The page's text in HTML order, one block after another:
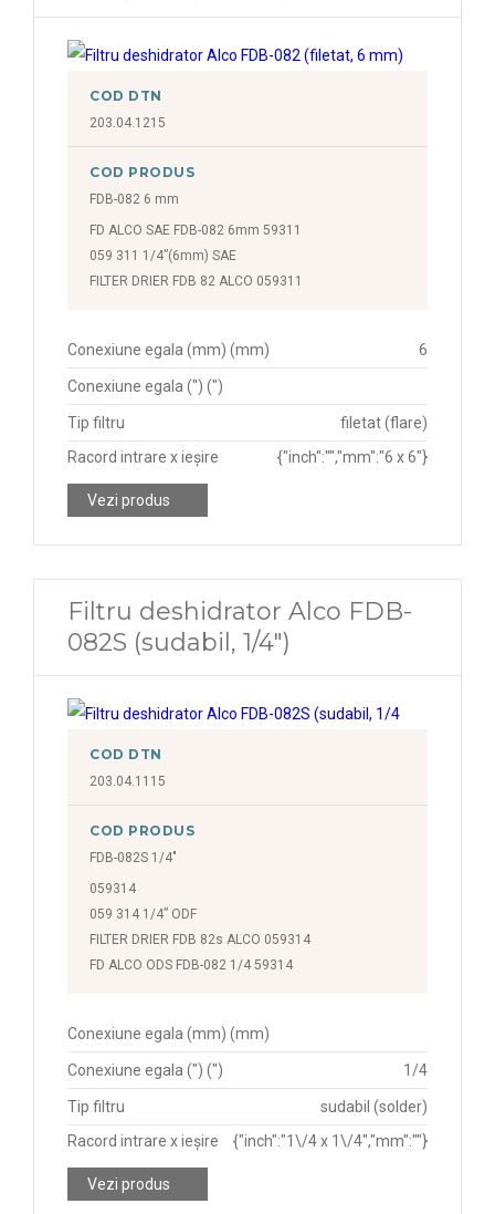
COD DTN
203.04.1215
COD PRODUS
FDB-082 6 mm
FD ALCO SAE FDB-082 6mm 59311
059 311 1/4”(6mm) SAE
FILTER DRIER FDB 82 ALCO 059311
Conexiune egala (mm) (mm) 6
Conexiune egala (") (")
Tip filtru
filetat (flare)
Racord intrare x ieșire
{"inch":"","mm":"6 x 6"}
Vezi produs
Filtru deshidrator Alco FDB-
082S (sudabil, 1/4")
COD DTN
203.04.1115
COD PRODUS
FDB-082S 1/4"
059314
059 314 1/4” ODF
FILTER DRIER FDB 82s ALCO 059314
FD ALCO ODS FDB-082 1/4 59314
Conexiune egala (mm) (mm)
Conexiune egala (") (") 1/4
Tip filtru
sudabil (solder)
Racord intrare x ieșire
{"inch":"1\/4 x 1\/4","mm":""}
Vezi produs